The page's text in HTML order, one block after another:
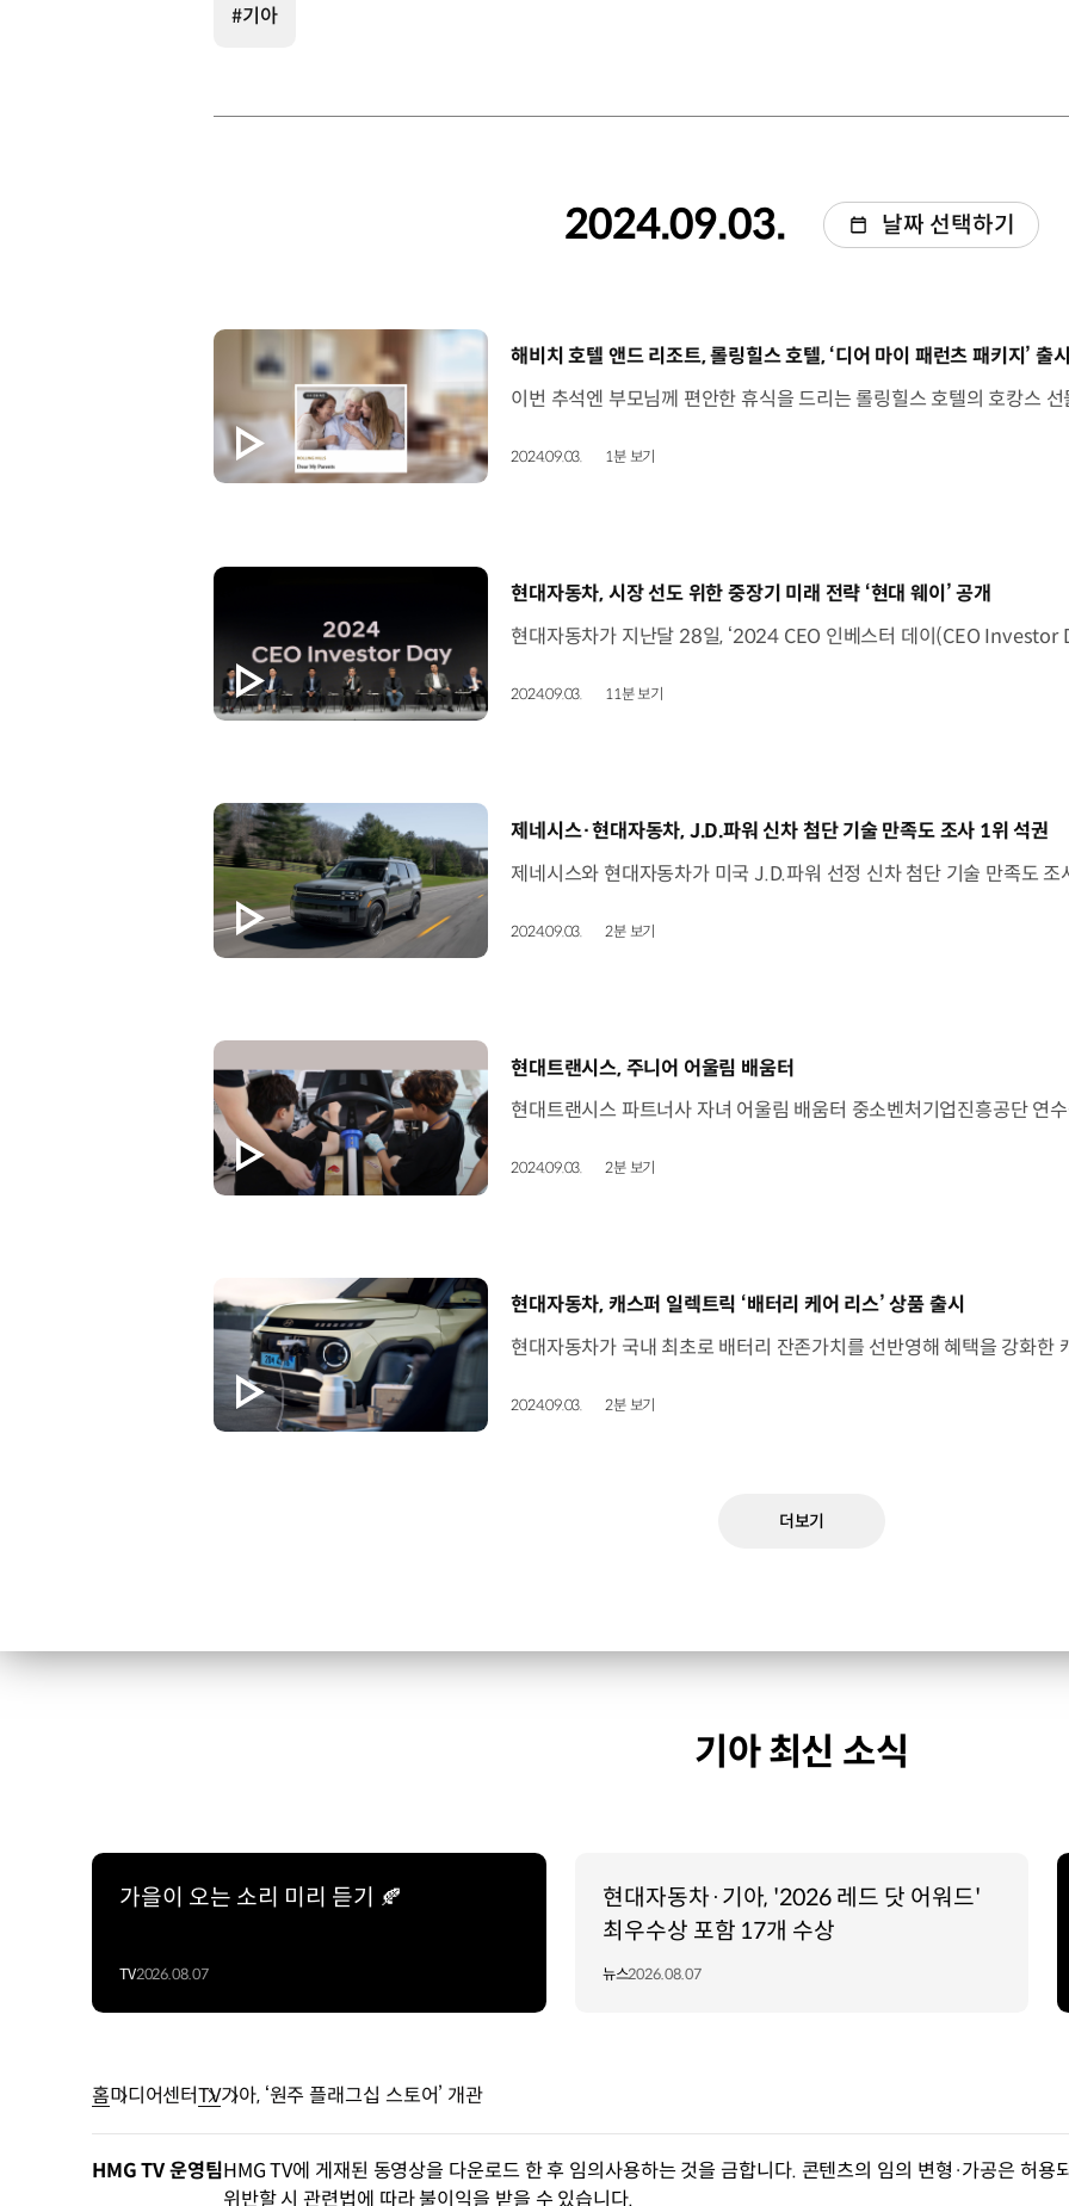
#기아
2024.09.03. 날짜 선택하기
[동영상]
해비치 호텔 앤드 리조트, 롤링힐스 호텔, ‘디어 마이 패런츠 패키지’ 출시
2024.09.03. 1분 보기
[동영상]
현대자동차, 시장 선도 위한 중장기 미래 전략 ‘현대 웨이’ 공개
2024.09.03. 11분 보기
[동영상]
제네시스·현대자동차, J.D.파워 신차 첨단 기술 만족도 조사 1위 석권
2024.09.03. 2분 보기
[동영상]
현대트랜시스, 주니어 어울림 배움터
2024.09.03. 2분 보기
[동영상]
현대자동차, 캐스퍼 일렉트릭 ‘배터리 케어 리스’ 상품 출시
2024.09.03. 2분 보기
더보기
기아 최신 소식
가을이 오는 소리 미리 듣기 🍂
TV2026.08.07
현대자동차·기아, '2026 레드 닷 어워드'
최우수상 포함 17개 수상
뉴스2026.08.07
홈미디어센터TV기아, ‘원주 플래그십 스토어’ 개관
HMG TV 운영팀HMG TV에 게재된 동영상을 다운로드 한 후 임의사용하는 것을 금합니다. 콘텐츠의 임의 변형·가공은 허
위반할 시 관련법에 따라 불이익을 받을 수 있습니다.